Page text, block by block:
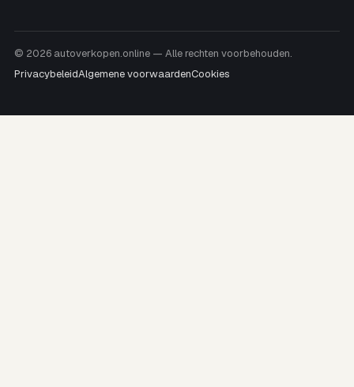
© 2026 autoverkopen.online — Alle rechten voorbehouden.
PrivacybeleidAlgemene voorwaardenCookies